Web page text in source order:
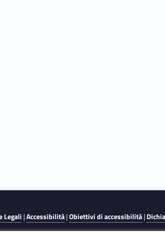
Legali |Accessibilità|Obiettivi di accessibilità|